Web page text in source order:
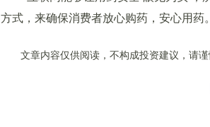
方式，来确保消费者放心购药，安心用药
文章内容仅供阅读，不构成投资建议，请谨